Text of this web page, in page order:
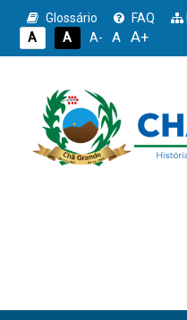
Glossário FAQ
A
A A- A A+